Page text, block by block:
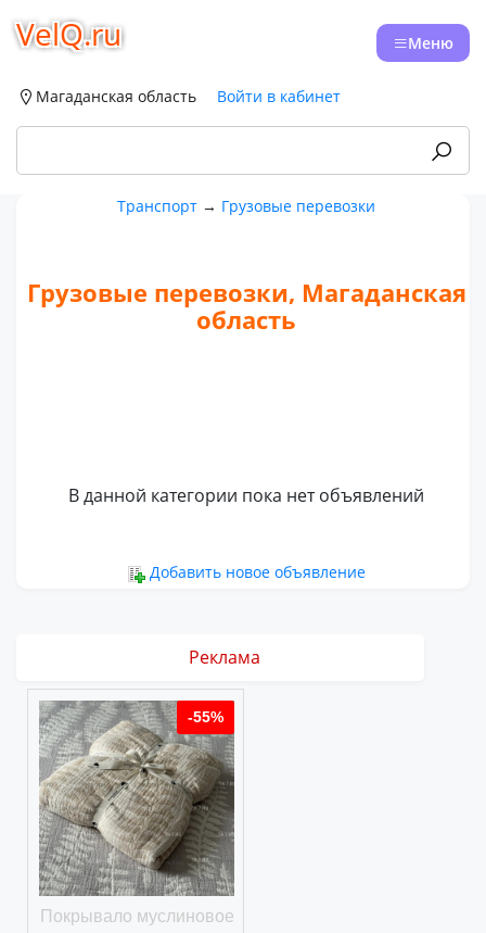
VelQ.ru Меню
Магаданская область Войти в кабинет
Транспорт → Грузовые перевозки
Грузовые перевозки, Магаданская
область
В данной категории пока нет объявлений
Добавить новое объявление
Реклама
-55%
Покрывало муслиновое